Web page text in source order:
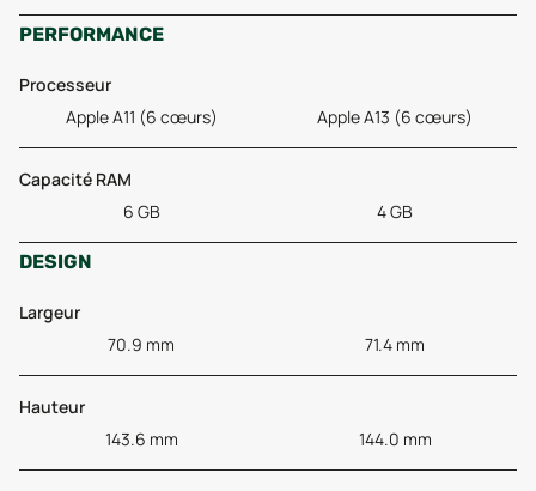
PERFORMANCE
Processeur
Apple A11 (6 cœurs)
Apple A13 (6 cœurs)
Capacité RAM
6 GB
4 GB
DESIGN
Largeur
70.9 mm
71.4 mm
Hauteur
143.6 mm
144.0 mm